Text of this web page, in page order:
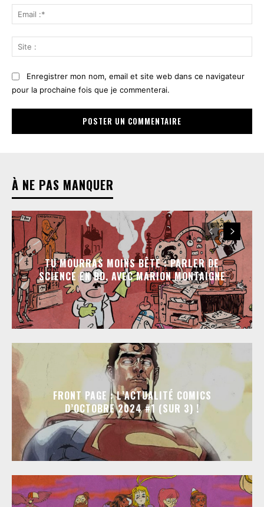
:*
:
Enregistrer mon nom, email et site web dans ce navigateur
pour la prochaine fois que je commenterai.
À NE PAS MANQUER
TU MOURRAS MOINS BÊTE : PARLER DE
SCIENCE EN BD, AVEC MARION MONTAIGNE
FRONT PAGE : L’ACTUALITÉ COMICS
D’OCTOBRE 2024 #1 (SUR 3) !